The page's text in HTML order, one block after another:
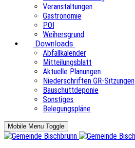
Veranstaltungen
Gastronomie
POI
Weihersgrund
Downloads
Abfallkalender
Mitteilungsblatt
Aktuelle Planungen
Niederschriften GR-Sitzungen
Bauschuttdeponie
Sonstiges
Belegungspläne
Mobile Menu Toggle